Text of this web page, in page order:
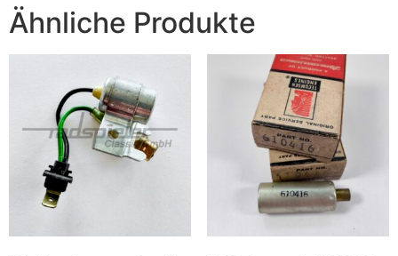
Ähnliche Produkte